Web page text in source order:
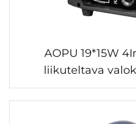
AOPU 19*15W
liikuteltava